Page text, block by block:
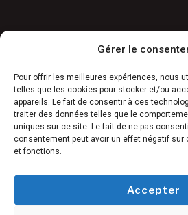
Gérer le
Pour offrir les meilleures expériences, nous
telles que les cookies pour stocker et/ou
appareils. Le fait de consentir à ces
traiter des données telles que le
uniques sur ce site. Le fait de ne pas
consentement peut avoir un effet négatif
et fonctions.
Accepter
Garantie & SAV
Déstockage
Réalisations
FAQ
Blog
Contact